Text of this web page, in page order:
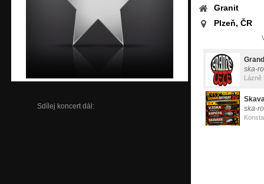
Sdílej koncert dál:
Granit
Plzeň, ČR
ska-
Lázně
ska-